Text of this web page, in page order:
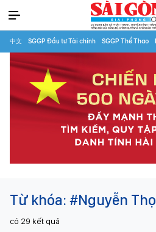
中文 SGGP Đầu tư Tài chính SGGP Thể Thao
Từ khóa: #Nguyễn
có 29 kết quả